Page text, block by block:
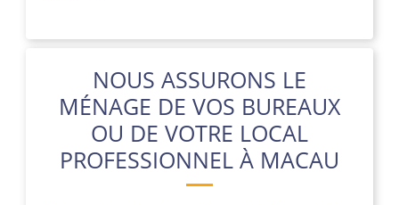
NOUS ASSURONS LE
MÉNAGE DE VOS BUREAUX
OU DE VOTRE LOCAL
PROFESSIONNEL À MACAU